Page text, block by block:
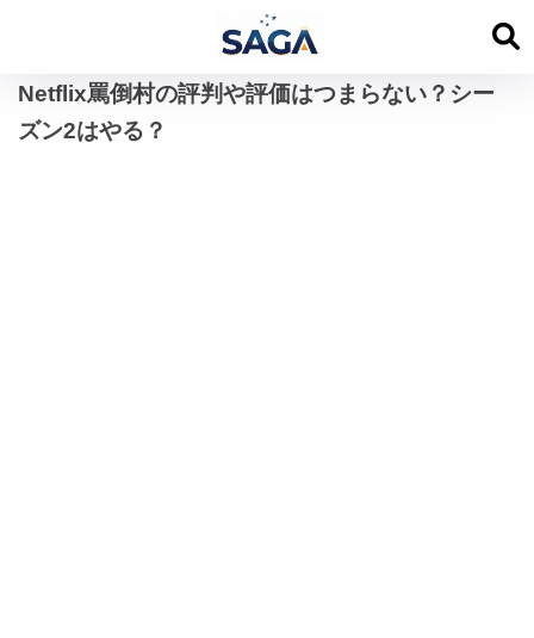
Netflix罵倒村の評判や評価はつまらない？シー
ズン2はやる？